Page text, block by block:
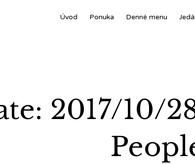
Úvod Ponuka Denné menu
2017/10/